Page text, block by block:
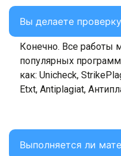
Вы делаете
Конечно. Все работы
популярных
как: Unicheck,
Etxt, Antiplagiat,
Выполняется ли